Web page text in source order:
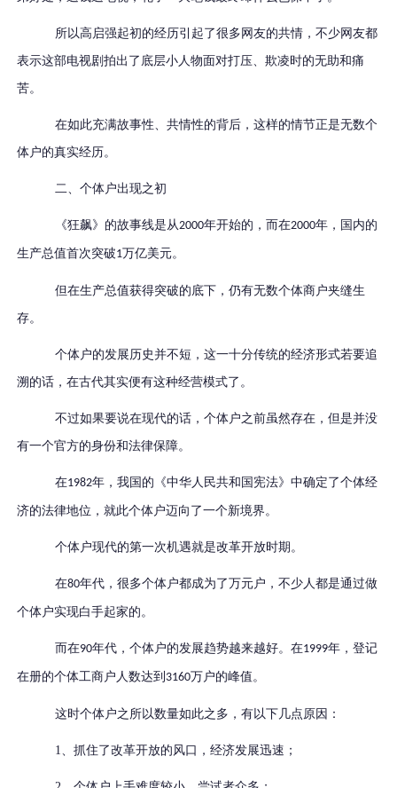
所以高启强起初的经历引起了很多网友的共情，不少网友都
表示这部电视剧拍出了底层小人物面对打压、欺凌时的无助和痛
苦。
在如此充满故事性、共情性的背后，这样的情节正是无数个
体户的真实经历。
二、个体户出现之初
《狂飙》的故事线是从2000年开始的，而在2000年，国内的
生产总值首次突破1万亿美元。
但在生产总值获得突破的底下，仍有无数个体商户夹缝生
存。
个体户的发展历史并不短，这一十分传统的经济形式若要追
溯的话，在古代其实便有这种经营模式了。
不过如果要说在现代的话，个体户之前虽然存在，但是并没
有一个官方的身份和法律保障。
在1982年，我国的《中华人民共和国宪法》中确定了个体经
济的法律地位，就此个体户迈向了一个新境界。
个体户现代的第一次机遇就是改革开放时期。
在80年代，很多个体户都成为了万元户，不少人都是通过做
个体户实现白手起家的。
而在90年代，个体户的发展趋势越来越好。在1999年，登记
在册的个体工商户人数达到 3160万户的峰值。
这时个体户之所以数量如此之多，有以下几点原因：
1、抓住了改革开放的风口，经济发展迅速；